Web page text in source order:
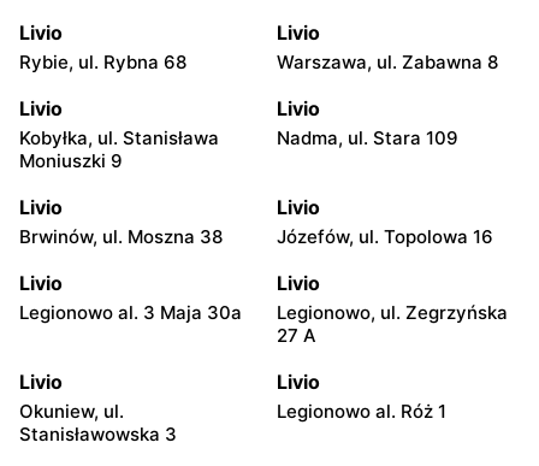
Livio
Rybie, ul. Rybna 68
Livio
Warszawa, ul. Zabawna 8
Livio
Kobyłka, ul. Stanisława
Moniuszki 9
Livio
Nadma, ul. Stara 109
Livio
Brwinów, ul. Moszna 38
Livio
Józefów, ul. Topolowa 16
Livio
Legionowo al. 3 Maja 30a
Livio
Legionowo, ul. Zegrzyńska
27 A
Livio
Okuniew, ul.
Stanisławowska 3
Livio
Legionowo al. Róż 1